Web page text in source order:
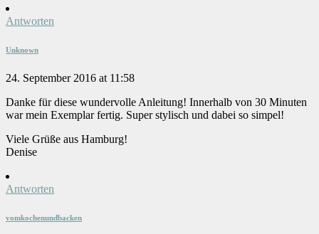
Antworten
Unknown
24. September 2016 at 11:58
Danke für diese wundervolle Anleitung! Innerhalb von 30 Minuten
war mein Exemplar fertig. Super stylisch und dabei so simpel!
Viele Grüße aus Hamburg!
Denise
Antworten
vomkochenundbacken